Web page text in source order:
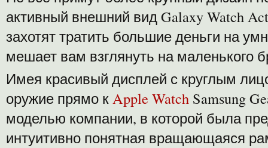
активный внешний вид Galaxy Watch
захотят тратить большие деньги на
мешает вам взглянуть на маленького
Имея красивый дисплей с круглым
оружие прямо кApple Watch Samsung
моделью компании, в которой была
интуитивно понятная вращающаяся